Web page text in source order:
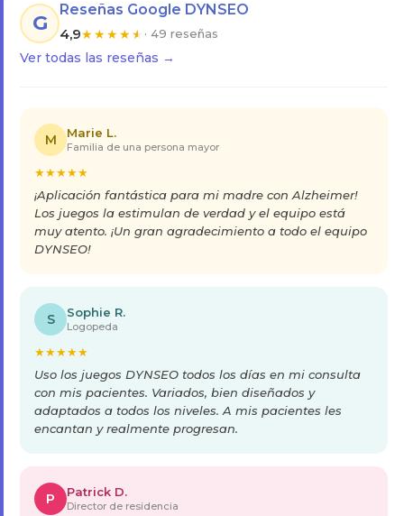
G
Reseñas Google DYNSEO
4,9★★★★★ · 49 reseñas
Ver todas las reseñas →
M Marie L.
Familia de una persona mayor
★★★★★
¡Aplicación fantástica para mi madre con Alzheimer!
Los juegos la estimulan de verdad y el equipo está
muy atento. ¡Un gran agradecimiento a todo el equipo
DYNSEO!
S Sophie R.
Logopeda
★★★★★
Uso los juegos DYNSEO todos los días en mi consulta
con mis pacientes. Variados, bien diseñados y
adaptados a todos los niveles. A mis pacientes les
encantan y realmente progresan.
P Patrick D.
Director de residencia